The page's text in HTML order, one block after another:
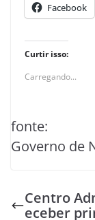
Facebook
Curtir isso:
Carregando...
fonte:
Governo de
Centro
eceber